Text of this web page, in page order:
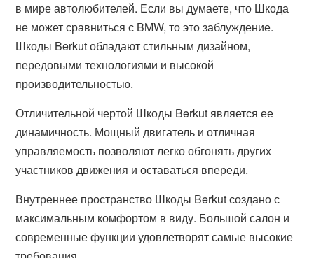
в мире автолюбителей. Если вы думаете, что Шкода
не может сравниться с BMW, то это заблуждение.
Шкоды Berkut обладают стильным дизайном,
передовыми технологиями и высокой
производительностью.
Отличительной чертой Шкоды Berkut является ее
динамичность. Мощный двигатель и отличная
управляемость позволяют легко обгонять других
участников движения и оставаться впереди.
Внутреннее пространство Шкоды Berkut создано с
максимальным комфортом в виду. Большой салон и
современные функции удовлетворят самые высокие